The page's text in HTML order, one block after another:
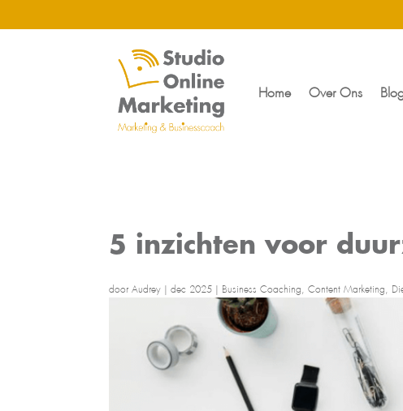
Home Over Ons
5 inzichten voor
door Audrey |dec 2025 Business Coaching ,Content Marketing